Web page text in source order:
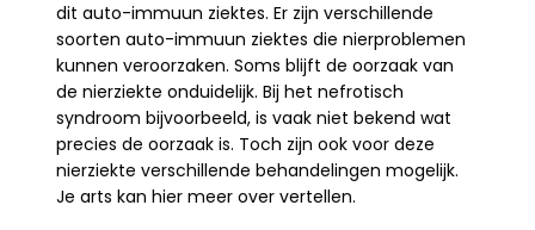
dit auto-immuun ziektes. Er zijn verschillende
soorten auto-immuun ziektes die nierproblemen
kunnen veroorzaken. Soms blijft de oorzaak van
de nierziekte onduidelijk. Bij het nefrotisch
syndroom bijvoorbeeld, is vaak niet bekend wat
precies de oorzaak is. Toch zijn ook voor deze
nierziekte verschillende behandelingen mogelijk.
Je arts kan hier meer over vertellen.